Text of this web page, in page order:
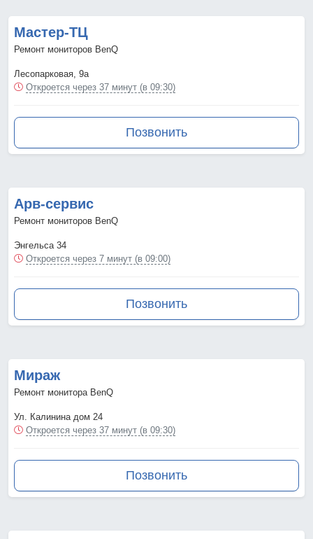
Мастер-ТЦ
Ремонт мониторов BenQ
Лесопарковая, 9а
Откроется через 37 минут (в 09:30)
Позвонить
Арв-сервис
Ремонт мониторов BenQ
Энгельса 34
Откроется через 7 минут (в 09:00)
Позвонить
Мираж
Ремонт монитора BenQ
Ул. Калинина дом 24
Откроется через 37 минут (в 09:30)
Позвонить